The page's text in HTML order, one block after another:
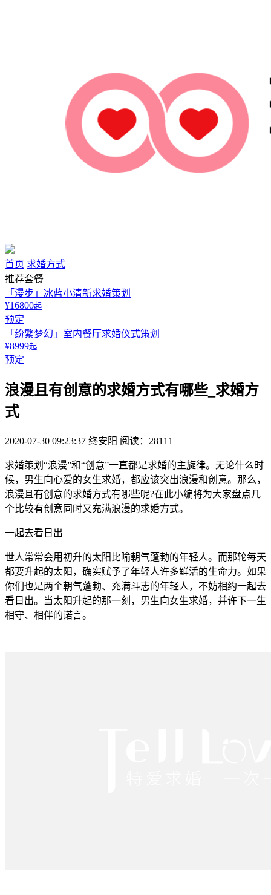
首页 求婚方式
推荐套餐
「漫步」冰蓝小清新求婚策划
¥16800起
预定
「纷繁梦幻」室内餐厅求婚仪式策划
¥8999起
预定
浪漫且有创意的求婚方式有哪些_求婚方
式
2020-07-30 09:23:37 终安阳 阅读：28111
求婚策划“浪漫”和“创意”一直都是求婚的主旋律。无论什么时
候，男生向心爱的女生求婚，都应该突出浪漫和创意。那么，
浪漫且有创意的求婚方式有哪些呢?在此小编将为大家盘点几
个比较有创意同时又充满浪漫的求婚方式。
一起去看日出
世人常常会用初升的太阳比喻朝气蓬勃的年轻人。而那轮每天
都要升起的太阳，确实赋予了年轻人许多鲜活的生命力。如果
你们也是两个朝气蓬勃、充满斗志的年轻人，不妨相约一起去
看日出。当太阳升起的那一刻，男生向女生求婚，并许下一生
相守、相伴的诺言。